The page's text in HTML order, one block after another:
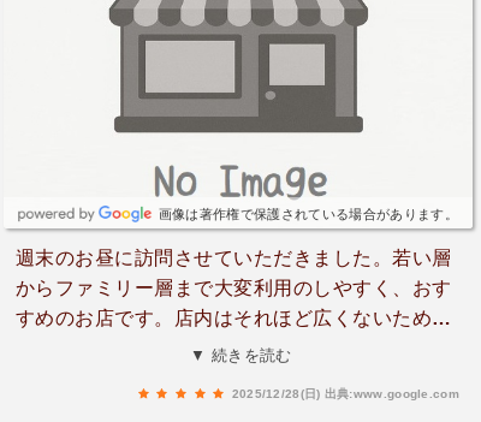
画像は著作権で保護されている場合があります。
週末のお昼に訪問させていただきました。若い層
からファミリー層まで大変利用のしやすく、おす
すめのお店です。店内はそれほど広くないため、
予約をした方が待ち時間も無くスムーズに入るこ
▼ 続きを読む
2025/12/28(日) 出典:www.google.com